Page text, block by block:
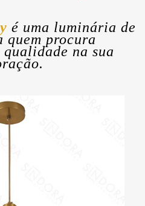
é uma luminária de
quem procura
na sua